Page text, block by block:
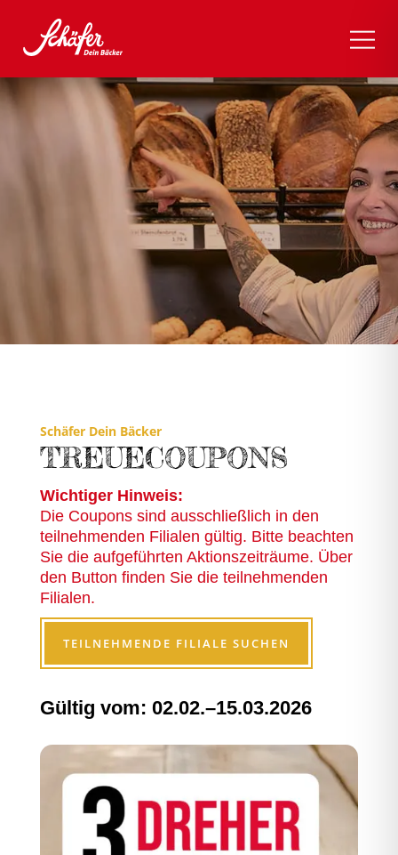
Schäfer Dein Bäcker
TREUECOUPONS
Wichtiger Hinweis:
Die Coupons sind ausschließlich in den
teilnehmenden Filialen gültig. Bitte beachten
Sie die aufgeführten Aktionszeiträume. Über
den Button finden Sie die teilnehmenden
Filialen.
TEILNEHMENDE FILIALE SUCHEN
Gültig vom: 02.02.–15.03.2026